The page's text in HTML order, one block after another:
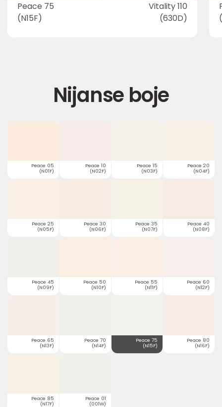
Peace 75
(N15F)
Vitality 110
(630D)
Nijanse boje
Peace 05
(N01F)
Peace 10
(N02F)
Peace 15
(N03F)
Peace 20
(N04F)
Peace 25
(N05F)
Peace 30
(N06F)
Peace 35
(N07F)
Peace 40
(N08F)
Peace 45
(N09F)
Peace 50
(N10F)
Peace 55
(N11F)
Peace 60
(N12F)
Peace 65
(N13F)
Peace 70
(N14F)
Peace 75
(N15F)
Peace 80
(N16F)
Peace 85
(N17F)
Peace 01
(001W)